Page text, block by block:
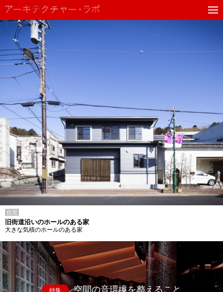
住宅
旧街道沿いのホールのある家
大きな気積のホールのある家
特集 空間の音環境を整えること